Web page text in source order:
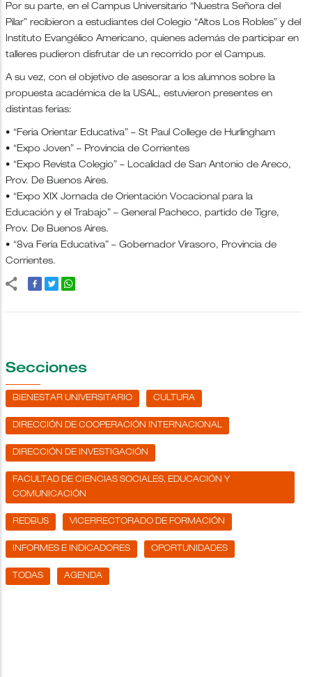
Por su parte, en el Campus Universitario “Nuestra Señora del
Pilar” recibieron a estudiantes del Colegio “Altos Los Robles” y del
Instituto Evangélico Americano, quienes además de participar en
talleres pudieron disfrutar de un recorrido por el Campus.
A su vez, con el objetivo de asesorar a los alumnos sobre la
propuesta académica de la USAL, estuvieron presentes en
distintas ferias:
• “Feria Orientar Educativa” – St Paul College de Hurlingham
• “Expo Joven” – Provincia de Corrientes
• “Expo Revista Colegio” – Localidad de San Antonio de Areco,
Prov. De Buenos Aires.
• “Expo XIX Jornada de Orientación Vocacional para la
Educación y el Trabajo” – General Pacheco, partido de Tigre,
Prov. De Buenos Aires.
• “8va Feria Educativa” – Gobernador Virasoro, Provincia de
Corrientes.
Secciones
BIENESTAR UNIVERSITARIO CULTURA
DIRECCIÓN DE COOPERACIÓN INTERNACIONAL
DIRECCIÓN DE INVESTIGACIÓN
FACULTAD DE CIENCIAS SOCIALES, EDUCACIÓN Y
COMUNICACIÓN
REDBUS VICERRECTORADO DE FORMACIÓN
INFORMES E INDICADORES OPORTUNIDADES
TODAS AGENDA